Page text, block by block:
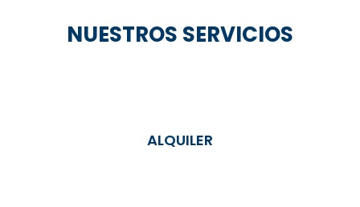
NUESTROS SERVICIOS
ALQUILER